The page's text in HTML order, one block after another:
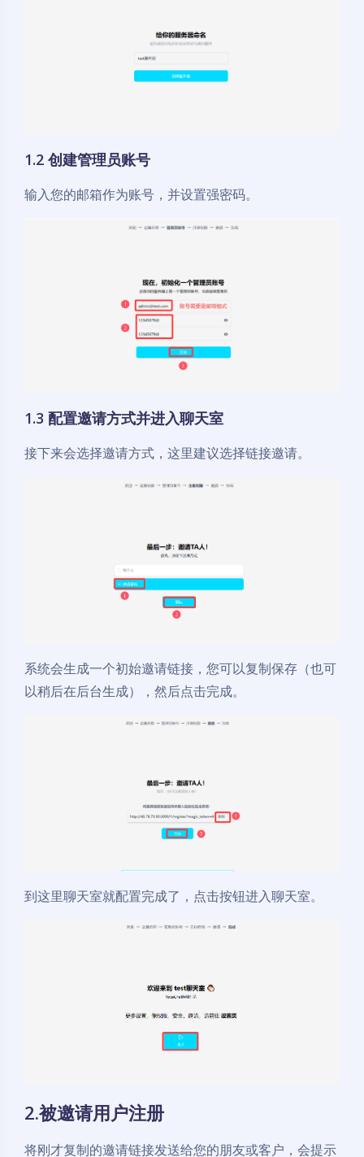
1.2 创建管理员账号
输入您的邮箱作为账号，并设置强密码。
1.3 配置邀请方式并进入聊天室
接下来会选择邀请方式，这里建议选择链接邀请。
系统会生成一个初始邀请链接，您可以复制保存（也可
以稍后在后台生成），然后点击完成。
到这里聊天室就配置完成了，点击按钮进入聊天室。
2.被邀请用户注册
将刚才复制的邀请链接发送给您的朋友或客户，会提示